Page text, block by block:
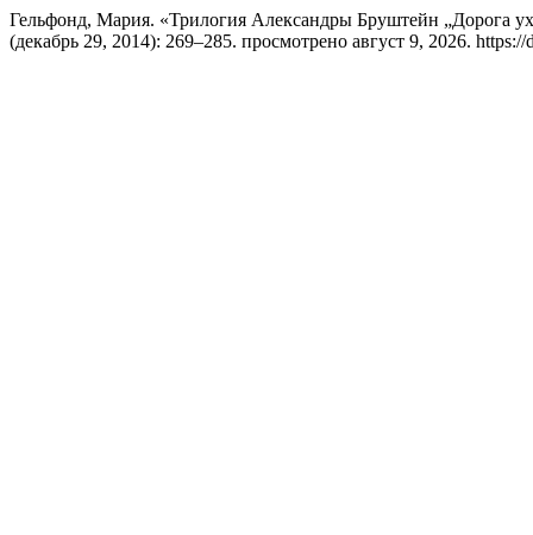
Гельфонд, Мария. «Трилогия Александры Бруштейн „Дорога
(декабрь 29, 2014): 269–285. просмотрено август 9, 2026.